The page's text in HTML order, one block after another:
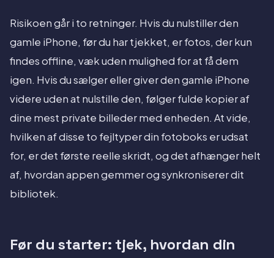
Risikoen går i to retninger. Hvis du nulstiller den
gamle iPhone, før du har tjekket, er fotos, der kun
findes offline, væk uden mulighed for at få dem
igen. Hvis du sælger eller giver den gamle iPhone
videre uden at nulstille den, følger fulde kopier af
dine mest private billeder med enheden. At vide,
hvilken af disse to fejltyper din fotoboks er udsat
for, er det første reelle skridt, og det afhænger helt
af, hvordan appen gemmer og synkroniserer dit
bibliotek.
Før du starter: tjek, hvordan din